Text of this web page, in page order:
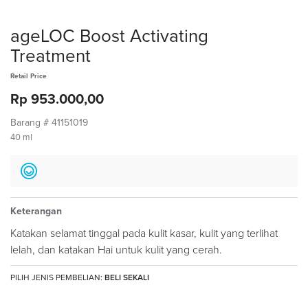
ageLOC Boost Activating
Treatment
Retail Price
Rp 953.000,00
Barang # 41151019
40 ml
Keterangan
Katakan selamat tinggal pada kulit kasar, kulit yang terlihat
lelah, dan katakan Hai untuk kulit yang cerah.
PILIH JENIS PEMBELIAN: BELI SEKALI